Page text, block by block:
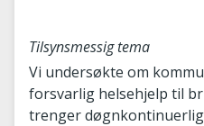
Tilsynsmessig tema
Vi undersøkte om
forsvarlig helsehjelp til
trenger